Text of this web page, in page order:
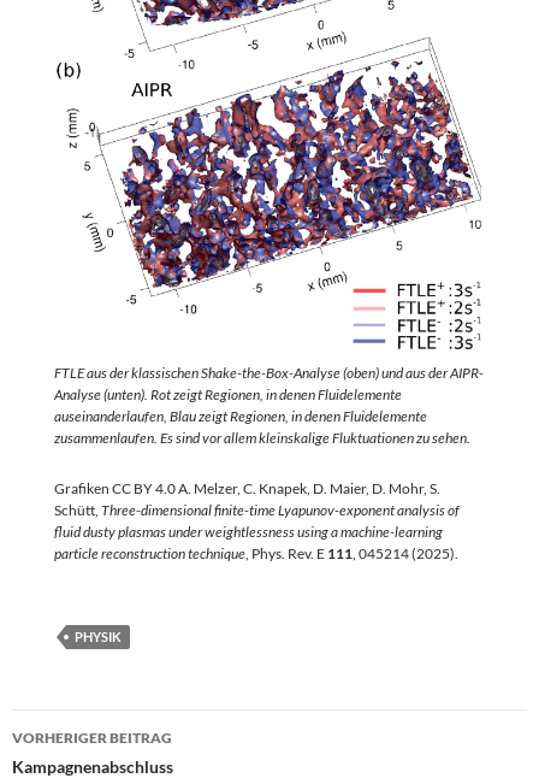
FTLE aus der klassischen Shake-the-Box-Analyse (oben) und aus der AIPR-
Analyse (unten). Rot zeigt Regionen, in denen Fluidelemente
auseinanderlaufen, Blau zeigt Regionen, in denen Fluidelemente
zusammenlaufen. Es sind vor allem kleinskalige Fluktuationen zu sehen.
Grafiken CC BY 4.0 A. Melzer, C. Knapek, D. Maier, D. Mohr, S.
Schütt, Three-dimensional finite-time Lyapunov-exponent analysis of
fluid dusty plasmas under weightlessness using a machine-learning
particle reconstruction technique, Phys. Rev. E 111 , 045214 (2025).
PHYSIK
Beitragsnavigation
VORHERIGER BEITRAG
Kampagnenabschluss